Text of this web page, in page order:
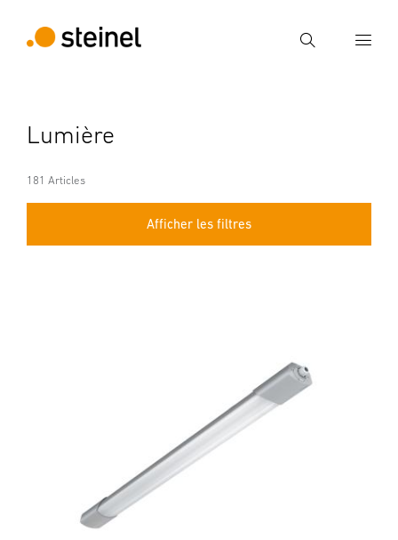
Recherche
Recherche
Lumière
181 Articles
Afficher les filtres